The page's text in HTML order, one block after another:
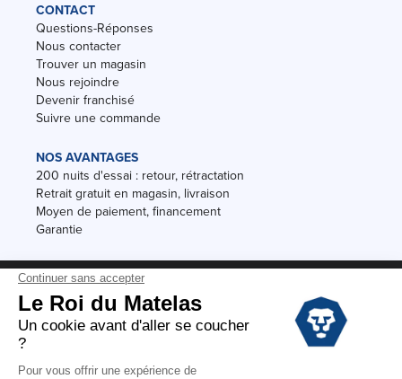
CONTACT
Questions-Réponses
Nous contacter
Trouver un magasin
Nous rejoindre
Devenir franchisé
Suivre une commande
NOS AVANTAGES
200 nuits d'essai : retour, rétractation
Retrait gratuit en magasin, livraison
Moyen de paiement, financement
Garantie
Conditions des offres
Black Friday
Destockage